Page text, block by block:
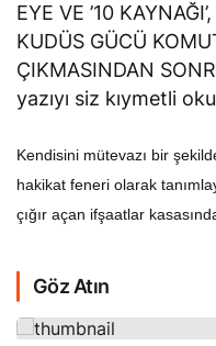
EYE VE ’10
KUDÜS GÜCÜ
ÇIKMASINDAN
yazıyı siz kıymetli
Kendisini mütevazı bir
hakikat feneri olarak
çığır açan ifşaatlar
Göz Atın